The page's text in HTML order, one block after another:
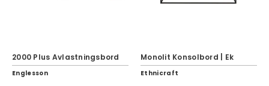
2000 Plus Avlastningsbord
Englesson
Monolit Konsolbord | Ek
Ethnicraft